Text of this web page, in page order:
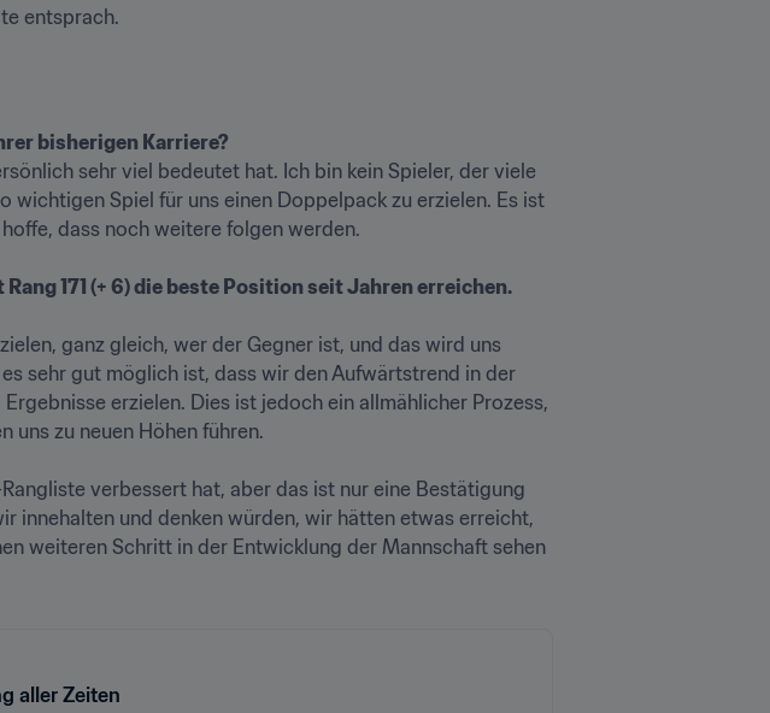
entsprach.
bisherigen Karriere?
sehr viel bedeutet hat. Ich bin kein Spieler, der viele
wichtigen Spiel für uns einen Doppelpack zu erzielen. Es ist
dass noch weitere folgen werden.
171 (+ 6) die beste Position seit Jahren erreichen.
ganz gleich, wer der Gegner ist, und das wird uns
sehr gut möglich ist, dass wir den Aufwärtstrend in der
erzielen. Dies ist jedoch ein allmählicher Prozess,
uns zu neuen Höhen führen.
verbessert hat, aber das ist nur eine Bestätigung
innehalten und denken würden, wir hätten etwas erreicht,
weiteren Schritt in der Entwicklung der Mannschaft sehen
aller Zeiten